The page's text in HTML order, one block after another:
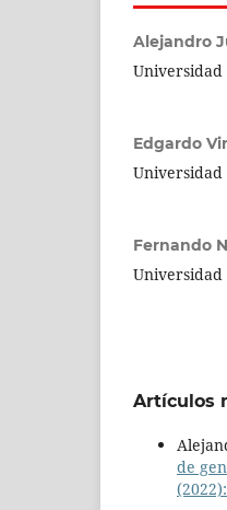
Alejandro
Universidad
Edgardo
Universidad
Fernando
Universidad
Artículos
de